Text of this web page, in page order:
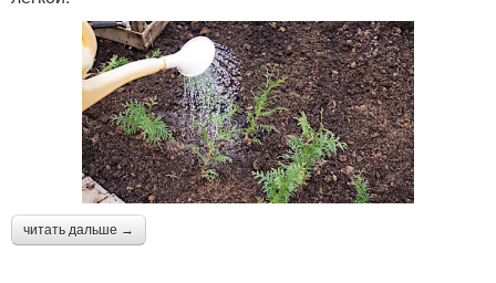
читать дальше →